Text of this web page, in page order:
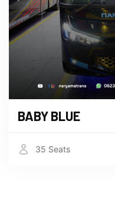
BABY BLUE
35 Seats